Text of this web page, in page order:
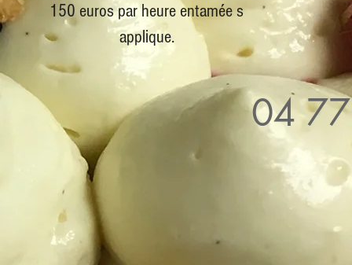
150 euros par heure entamée s
applique.
04